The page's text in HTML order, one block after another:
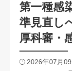
第一種感
準見直し
厚科審・
2026年07月